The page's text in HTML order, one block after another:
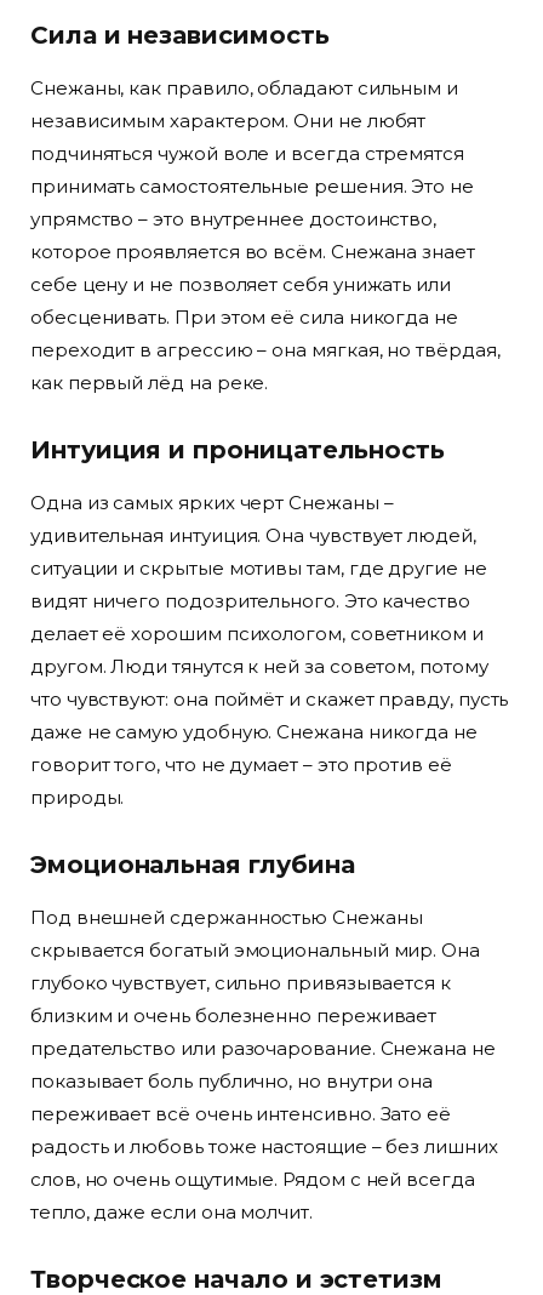
Сила и независимость
Снежаны, как правило, обладают сильным и
независимым характером. Они не любят
подчиняться чужой воле и всегда стремятся
принимать самостоятельные решения. Это не
упрямство – это внутреннее достоинство,
которое проявляется во всём. Снежана знает
себе цену и не позволяет себя унижать или
обесценивать. При этом её сила никогда не
переходит в агрессию – она мягкая, но твёрдая,
как первый лёд на реке.
Интуиция и проницательность
Одна из самых ярких черт Снежаны –
удивительная интуиция. Она чувствует людей,
ситуации и скрытые мотивы там, где другие не
видят ничего подозрительного. Это качество
делает её хорошим психологом, советником и
другом. Люди тянутся к ней за советом, потому
что чувствуют: она поймёт и скажет правду, пусть
даже не самую удобную. Снежана никогда не
говорит того, что не думает – это против её
природы.
Эмоциональная глубина
Под внешней сдержанностью Снежаны
скрывается богатый эмоциональный мир. Она
глубоко чувствует, сильно привязывается к
близким и очень болезненно переживает
предательство или разочарование. Снежана не
показывает боль публично, но внутри она
переживает всё очень интенсивно. Зато её
радость и любовь тоже настоящие – без лишних
слов, но очень ощутимые. Рядом с ней всегда
тепло, даже если она молчит.
Творческое начало и эстетизм